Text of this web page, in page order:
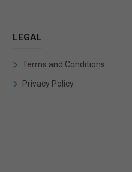
LEGAL
Terms and Conditions
Privacy Policy